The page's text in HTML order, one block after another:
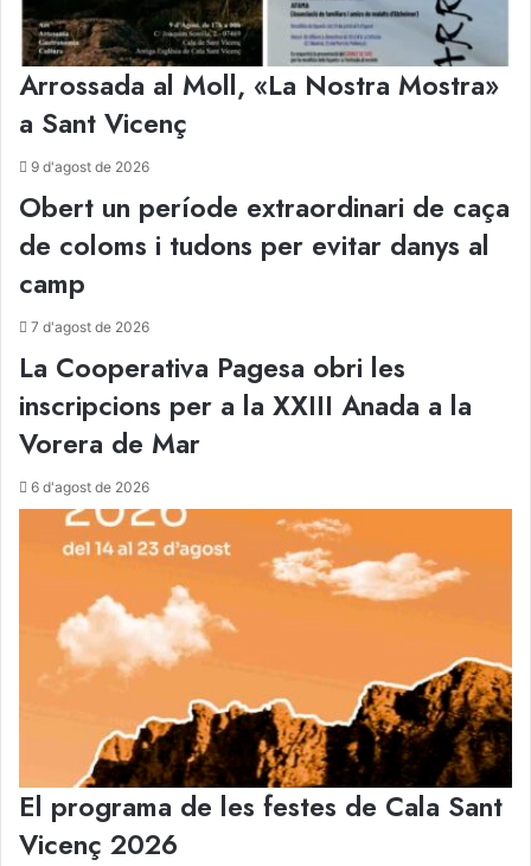
Arrossada al Moll, «La Nostra Mostra»
a Sant Vicenç
9 d'agost de 2026
Obert un període extraordinari de caça
de coloms i tudons per evitar danys al
camp
7 d'agost de 2026
La Cooperativa Pagesa obri les
inscripcions per a la XXIII Anada a la
Vorera de Mar
6 d'agost de 2026
El programa de les festes de Cala Sant
Vicenç 2026